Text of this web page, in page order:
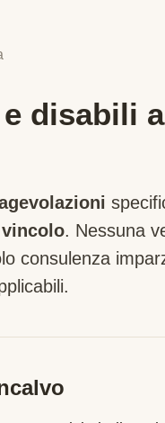
disabili a
. Nessuna
consulenza